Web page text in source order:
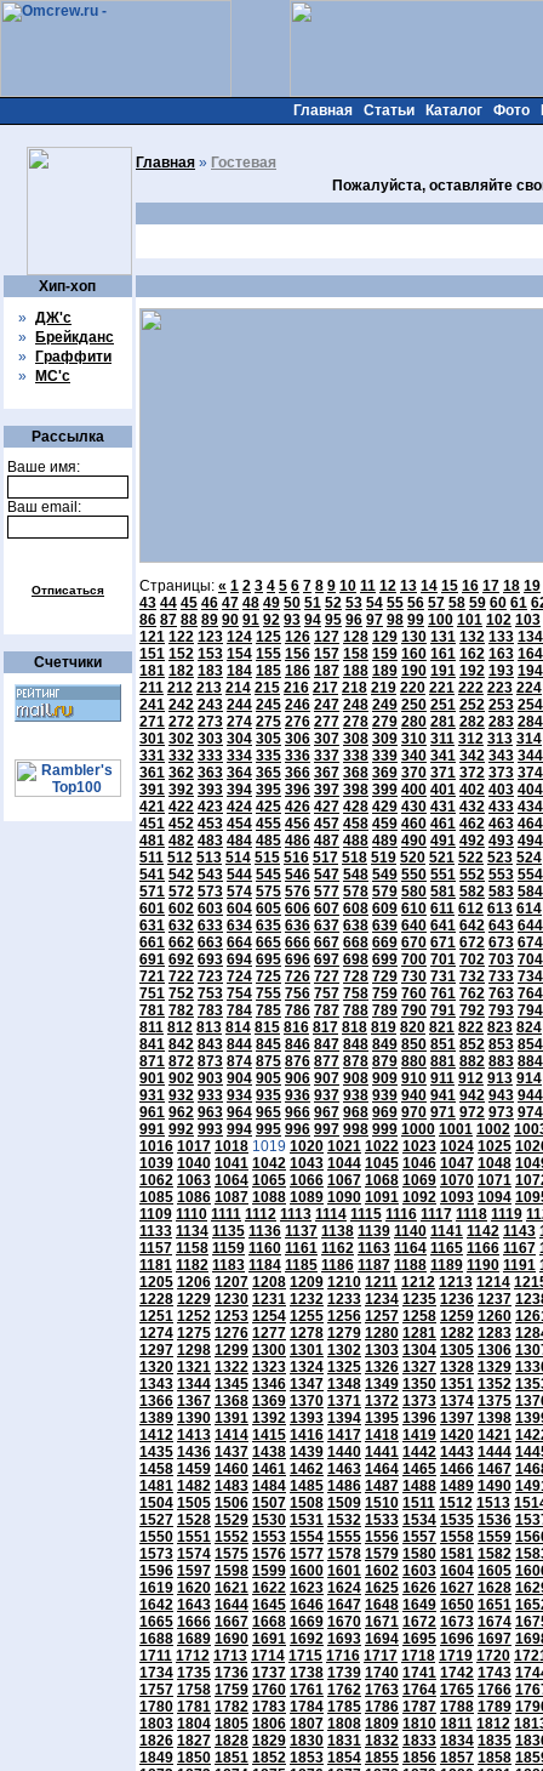
Хип-хоп
» ДЖ'с
»
Брейкданс
»
Граффити
»
МС'с
Рассылка
Ваше имя:
Ваш email:
Отписаться
Счетчики
Главная Статьи Каталог Фото
Главная » Гостевая
Пожалуйста, оставляйте
Страницы: « 1 2 3 4 5 6 7 8 9 10 11 12 13 14 15 16 17 18 19
43 44 45 46 47 48 49 50 51 52 53 54 55 56 57 58 59 60 61
86 87 88 89 90 91 92 93 94 95 96 97 98 99 100 101 102 103
121 122 123 124 125 126 127 128 129 130 131 132 133 134
151 152 153 154 155 156 157 158 159 160 161 162 163 164
181 182 183 184 185 186 187 188 189 190 191 192 193 194
211 212 213 214 215 216 217 218 219 220 221 222 223 224
241 242 243 244 245 246 247 248 249 250 251 252 253 254
271 272 273 274 275 276 277 278 279 280 281 282 283 284
301 302 303 304 305 306 307 308 309 310 311 312 313 314
331 332 333 334 335 336 337 338 339 340 341 342 343 344
361 362 363 364 365 366 367 368 369 370 371 372 373 374
391 392 393 394 395 396 397 398 399 400 401 402 403 404
421 422 423 424 425 426 427 428 429 430 431 432 433 434
451 452 453 454 455 456 457 458 459 460 461 462 463 464
481 482 483 484 485 486 487 488 489 490 491 492 493 494
511 512 513 514 515 516 517 518 519 520 521 522 523 524
541 542 543 544 545 546 547 548 549 550 551 552 553 554
571 572 573 574 575 576 577 578 579 580 581 582 583 584
601 602 603 604 605 606 607 608 609 610 611 612 613 614
631 632 633 634 635 636 637 638 639 640 641 642 643 644
661 662 663 664 665 666 667 668 669 670 671 672 673 674
691 692 693 694 695 696 697 698 699 700 701 702 703 704
721 722 723 724 725 726 727 728 729 730 731 732 733 734
751 752 753 754 755 756 757 758 759 760 761 762 763 764
781 782 783 784 785 786 787 788 789 790 791 792 793 794
811 812 813 814 815 816 817 818 819 820 821 822 823 824
841 842 843 844 845 846 847 848 849 850 851 852 853 854
871 872 873 874 875 876 877 878 879 880 881 882 883 884
901 902 903 904 905 906 907 908 909 910 911 912 913 914
931 932 933 934 935 936 937 938 939 940 941 942 943 944
961 962 963 964 965 966 967 968 969 970 971 972 973 974
991 992 993 994 995 996 997 998 999 1000 1001 1002
1016 1017 1018 1019 1020 1021 1022 1023 1024 1025
1039 1040 1041 1042 1043 1044 1045 1046 1047 1048
1062 1063 1064 1065 1066 1067 1068 1069 1070 1071
1085 1086 1087 1088 1089 1090 1091 1092 1093 1094
1109 1110 1111 1112 1113 1114 1115 1116 1117 1118 1119
1133 1134 1135 1136 1137 1138 1139 1140 1141 1142 1143
1157 1158 1159 1160 1161 1162 1163 1164 1165 1166 1167
1181 1182 1183 1184 1185 1186 1187 1188 1189 1190 1191
1205 1206 1207 1208 1209 1210 1211 1212 1213 1214
1228 1229 1230 1231 1232 1233 1234 1235 1236 1237
1251 1252 1253 1254 1255 1256 1257 1258 1259 1260
1274 1275 1276 1277 1278 1279 1280 1281 1282 1283
1297 1298 1299 1300 1301 1302 1303 1304 1305 1306
1320 1321 1322 1323 1324 1325 1326 1327 1328 1329
1343 1344 1345 1346 1347 1348 1349 1350 1351 1352
1366 1367 1368 1369 1370 1371 1372 1373 1374 1375
1389 1390 1391 1392 1393 1394 1395 1396 1397 1398
1412 1413 1414 1415 1416 1417 1418 1419 1420 1421
1435 1436 1437 1438 1439 1440 1441 1442 1443 1444
1458 1459 1460 1461 1462 1463 1464 1465 1466 1467
1481 1482 1483 1484 1485 1486 1487 1488 1489 1490
1504 1505 1506 1507 1508 1509 1510 1511 1512 1513
1527 1528 1529 1530 1531 1532 1533 1534 1535 1536
1550 1551 1552 1553 1554 1555 1556 1557 1558 1559
1573 1574 1575 1576 1577 1578 1579 1580 1581 1582
1596 1597 1598 1599 1600 1601 1602 1603 1604 1605
1619 1620 1621 1622 1623 1624 1625 1626 1627 1628
1642 1643 1644 1645 1646 1647 1648 1649 1650 1651
1665 1666 1667 1668 1669 1670 1671 1672 1673 1674
1688 1689 1690 1691 1692 1693 1694 1695 1696 1697
1711 1712 1713 1714 1715 1716 1717 1718 1719 1720
1734 1735 1736 1737 1738 1739 1740 1741 1742 1743
1757 1758 1759 1760 1761 1762 1763 1764 1765 1766
1780 1781 1782 1783 1784 1785 1786 1787 1788 1789
1803 1804 1805 1806 1807 1808 1809 1810 1811 1812
1826 1827 1828 1829 1830 1831 1832 1833 1834 1835
1849 1850 1851 1852 1853 1854 1855 1856 1857 1858